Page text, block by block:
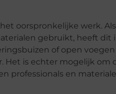
oorspronkelijke werk.
gebruikt, heeft dit
of open voegen
Het is echter mogelijk om
professionals en